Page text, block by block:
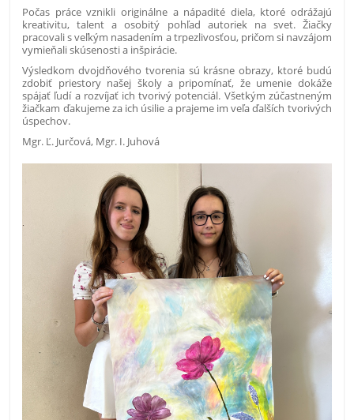
Počas práce vznikli originálne a nápadité diela, ktoré odrážajú
kreativitu, talent a osobitý pohľad autoriek na svet. Žiačky
pracovali s veľkým nasadením a trpezlivosťou, pričom si navzájom
vymieňali skúsenosti a inšpirácie.
Výsledkom dvojdňového tvorenia sú krásne obrazy, ktoré budú
zdobiť priestory našej školy a pripomínať, že umenie dokáže
spájať ľudí a rozvíjať ich tvorivý potenciál. Všetkým zúčastneným
žiačkam ďakujeme za ich úsilie a prajeme im veľa ďalších tvorivých
úspechov.
Mgr. Ľ. Jurčová, Mgr. I. Juhová